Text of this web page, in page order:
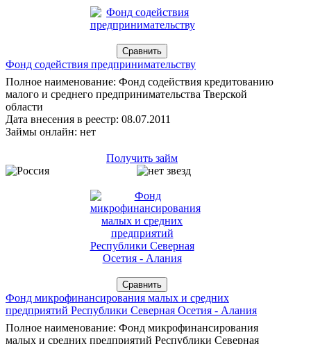
Фонд содействия предпринимательству
Полное наименование: Фонд содействия кредитованию
малого и среднего предпринимательства Тверской
области
Дата внесения в реестр: 08.07.2011
Займы онлайн: нет
Получить займ
Фонд микрофинансирования малых и средних
предприятий Республики Северная Осетия - Алания
Полное наименование: Фонд микрофинансирования
малых и средних предприятий Республики Северная